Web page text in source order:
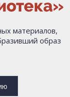
материалов,
образ